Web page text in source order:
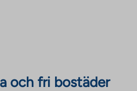
och fri bostäder